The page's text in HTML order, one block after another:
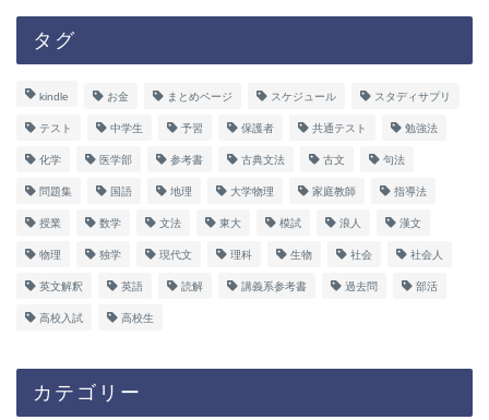
タグ
kindle お金 まとめページ スケジュール スタディサプリ
テスト 中学生 予習 保護者 共通テスト 勉強法
化学 医学部 参考書 古典文法 古文 句法
問題集 国語 地理 大学物理 家庭教師 指導法
授業 数学 文法 東大 模試 浪人 漢文
物理 独学 現代文 理科 生物 社会 社会人
英文解釈 英語 読解 講義系参考書 過去問 部活
高校入試 高校生
カテゴリー